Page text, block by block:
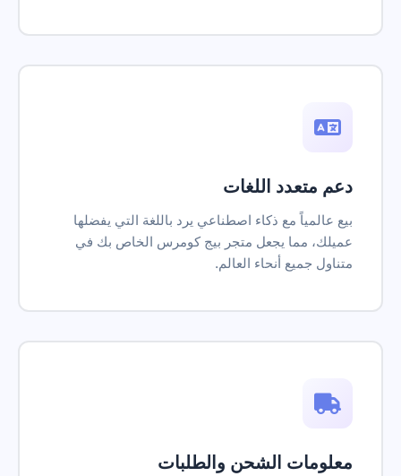
دعم متعدد اللغات
بيع عالمياً مع ذكاء اصطناعي يرد باللغة التي يفضلها
عميلك، مما يجعل متجر بيج كومرس الخاص بك في
متناول جميع أنحاء العالم.
معلومات الشحن والطلبات